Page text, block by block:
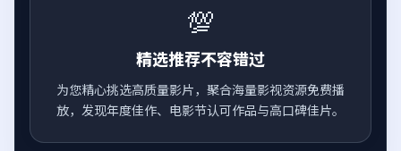
💯
精选推荐不容错过
为您精心挑选高质量影片，聚合海量影视资源免费播
放，发现年度佳作、电影节认可作品与高口碑佳片。